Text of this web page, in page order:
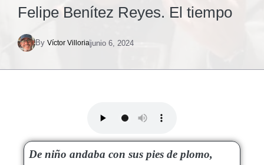
Felipe Benítez Reyes. El tiempo
By Víctor Villoriajunio 6, 2024
De niño andaba con sus pies de plomo,